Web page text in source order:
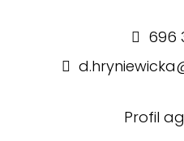
696
Profil